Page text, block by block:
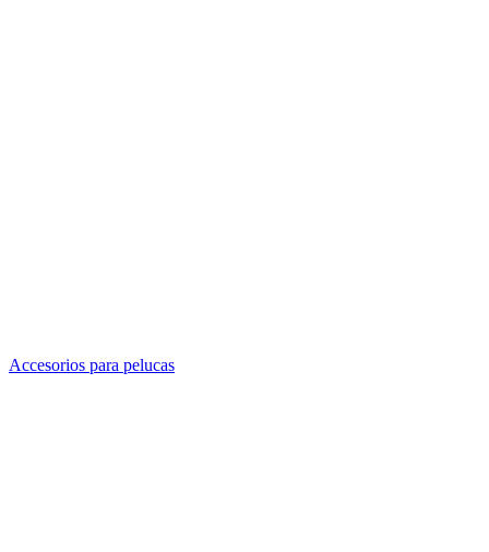
Accesorios para pelucas